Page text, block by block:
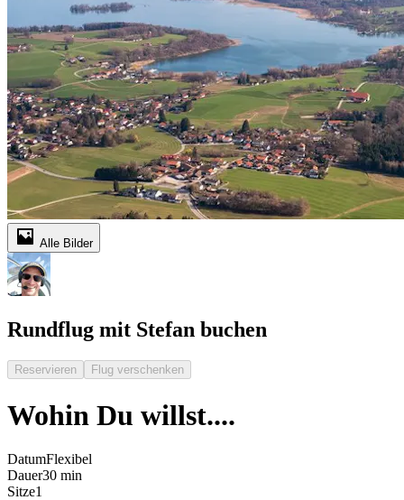
Alle Bilder
Rundflug mit Stefan buchen
Reservieren Flug verschenken
Wohin Du willst....
DatumFlexibel
Dauer30 min
Sitze1